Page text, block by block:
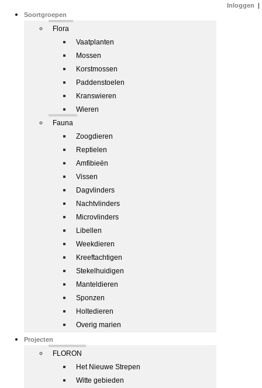
Soortgroepen
Flora
Vaatplanten
Mossen
Korstmossen
Paddenstoelen
Kranswieren
Wieren
Fauna
Zoogdieren
Reptielen
Amfibieën
Vissen
Dagvlinders
Nachtvlinders
Microvlinders
Libellen
Weekdieren
Kreeftachtigen
Stekelhuidigen
Manteldieren
Sponzen
Holtedieren
Overig marien
Projecten
FLORON
Het Nieuwe Strepen
Witte gebieden
Inloggen |